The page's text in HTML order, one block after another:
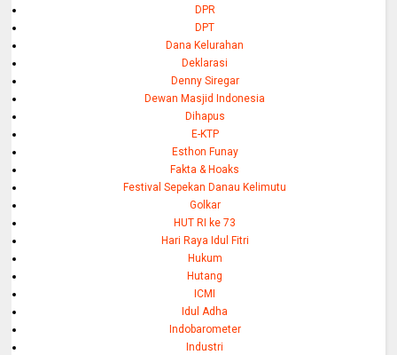
DPR
DPT
Dana Kelurahan
Deklarasi
Denny Siregar
Dewan Masjid Indonesia
Dihapus
E-KTP
Esthon Funay
Fakta & Hoaks
Festival Sepekan Danau Kelimutu
Golkar
HUT RI ke 73
Hari Raya Idul Fitri
Hukum
Hutang
ICMI
Idul Adha
Indobarometer
Industri